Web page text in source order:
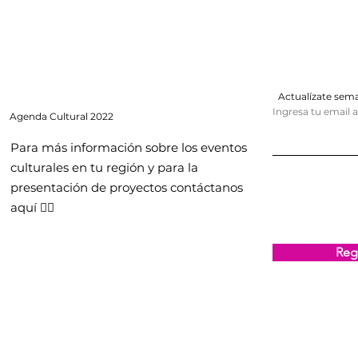
Agenda Cultural 2022
Para más información sobre los eventos
culturales en tu región y para la
presentación de proyectos contáctanos
aquí 👇🏻
Actualízate
Ingresa tu email